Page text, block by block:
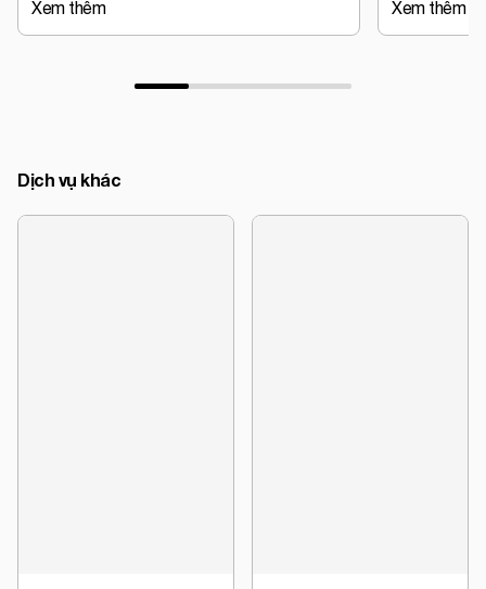
Xem thêm Xem thêm
Dịch vụ khác